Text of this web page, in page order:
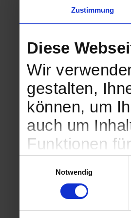
Zustimmung
Diese
Wir
gestalten,
können, um
auch um
Funktionen
geben wir
Website an
Notwendig